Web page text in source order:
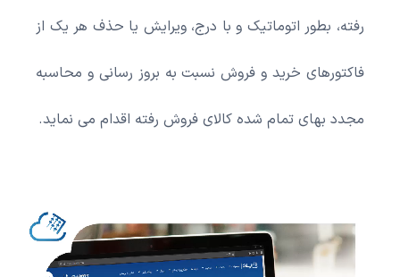
رفته، بطور اتوماتیک و با درج، ویرایش یا حذف هر یک از
فاکتورهای خرید و فروش نسبت به بروز رسانی و محاسبه
مجدد بهای تمام شده کالای فروش رفته اقدام می نماید.